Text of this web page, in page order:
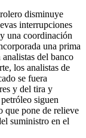
disminuye
interrupciones
una coordinación
una prima
del banco
los analistas de
se fuera
y del tira y
siguen
que pone de relieve
suministro en el